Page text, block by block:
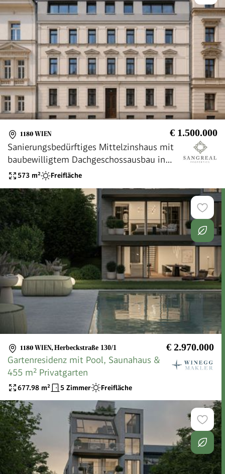
1180 WIEN € 1.500.000
Sanierungsbedürftiges Mittelzinshaus mit
baubewilligtem Dachgeschossausbau in
Bestlage des 18. Bezirks
573 m² Freifläche
1180 WIEN, Herbeckstraße 130/1 € 2.970.000
Gartenresidenz mit Pool, Saunahaus &
455 m² Privatgarten
677.98 m² 5 Zimmer Freifläche